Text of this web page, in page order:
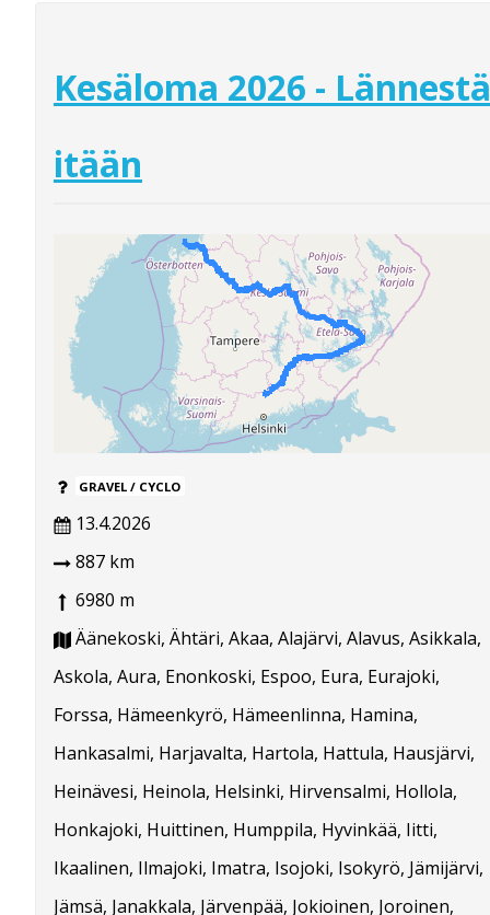
Kesäloma 2026 - Lännestä
itään
GRAVEL / CYCLO
13.4.2026
887 km
6980 m
Äänekoski, Ähtäri, Akaa, Alajärvi, Alavus, Asikkala,
Askola, Aura, Enonkoski, Espoo, Eura, Eurajoki,
Forssa, Hämeenkyrö, Hämeenlinna, Hamina,
Hankasalmi, Harjavalta, Hartola, Hattula, Hausjärvi,
Heinävesi, Heinola, Helsinki, Hirvensalmi, Hollola,
Honkajoki, Huittinen, Humppila, Hyvinkää, Iitti,
Ikaalinen, Ilmajoki, Imatra, Isojoki, Isokyrö, Jämijärvi,
Jämsä, Janakkala, Järvenpää, Jokioinen, Joroinen,